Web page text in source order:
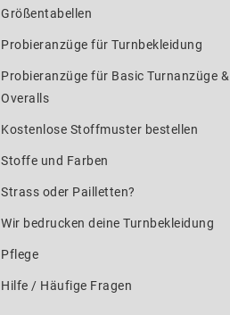
Größentabellen
Probieranzüge für Turnbekleidung
Probieranzüge für Basic Turnanzüge &
Overalls
Kostenlose Stoffmuster bestellen
Stoffe und Farben
Strass oder Pailletten?
Wir bedrucken deine Turnbekleidung
Pflege
Hilfe / Häufige Fragen